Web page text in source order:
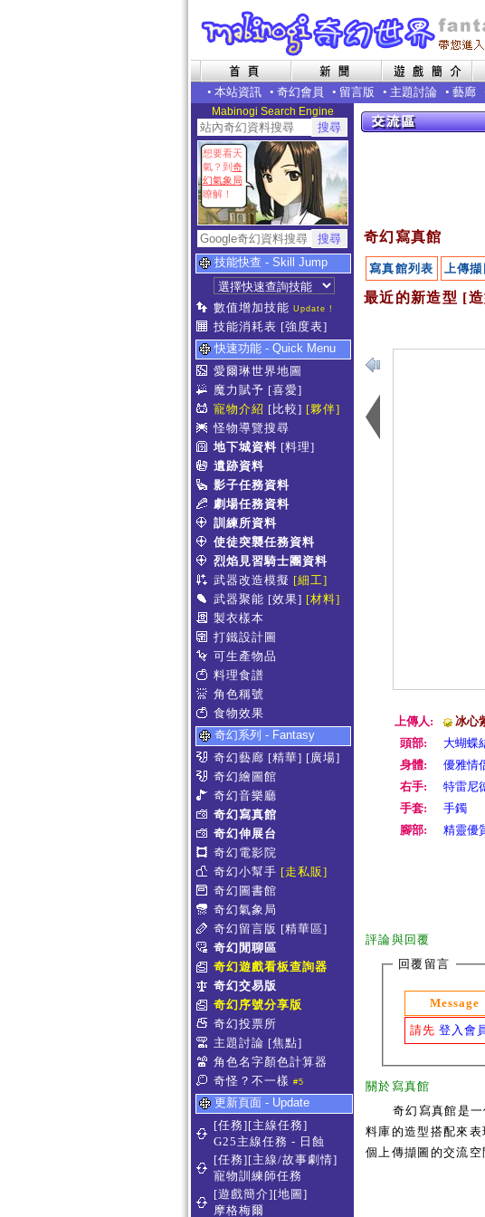
• 本站資訊 • 奇幻會員 • 留言版 • 主題討論 • 藝廊
Mabinogi Search Engine
想要看天
氣？到 奇
幻氣象局
瞭解！
技能快查 - Skill Jump
數值增加技能 Update !
技能消耗表 [強度表]
快速功能 - Quick Menu
愛爾琳世界地圖
魔力賦予 [喜愛]
寵物介紹 [比較] [夥伴]
怪物導覽搜尋
地下城資料 [料理]
遺跡資料
影子任務資料
劇場任務資料
訓練所資料
使徒突襲任務資料
烈焰見習騎士團資料
武器改造模擬 [細工]
武器聚能 [效果] [材料]
製衣樣本
打鐵設計圖
可生產物品
料理食譜
角色稱號
食物效果
奇幻系列 - Fantasy
奇幻藝廊 [精華] [廣場]
奇幻繪圖館
奇幻音樂廳
奇幻寫真館
奇幻伸展台
奇幻電影院
奇幻小幫手 [走私販]
奇幻圖書館
奇幻氣象局
奇幻留言版 [精華區]
奇幻閒聊區
奇幻遊戲看板查詢器
奇幻交易版
奇幻序號分享版
奇幻投票所
主題討論 [焦點]
角色名字顏色計算器
奇怪？不一樣 #5
更新頁面 - Update
[任務][主線任務]
G25主線任務 - 日蝕
[任務][主線/故事劇情]
寵物訓練師任務
[遊戲簡介][地圖]
摩格梅爾
奇幻寫真館
寫真館列表 上傳擷
最近的新造型 [
上傳人: 冰心
頭部:
大蝴蝶
身體:
優雅情
右手:
特雷尼
手套:
手鐲
腳部:
精靈優
評論與回覆
回覆留言
Message
請先 登入會
關於寫真館
奇幻寫真館是
料庫的造型搭配來
個上傳擷圖的交流空